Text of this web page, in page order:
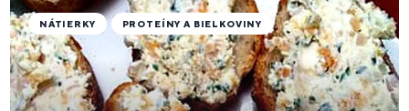
NÁTIERKY PROTEÍNY A BIELKOVINY